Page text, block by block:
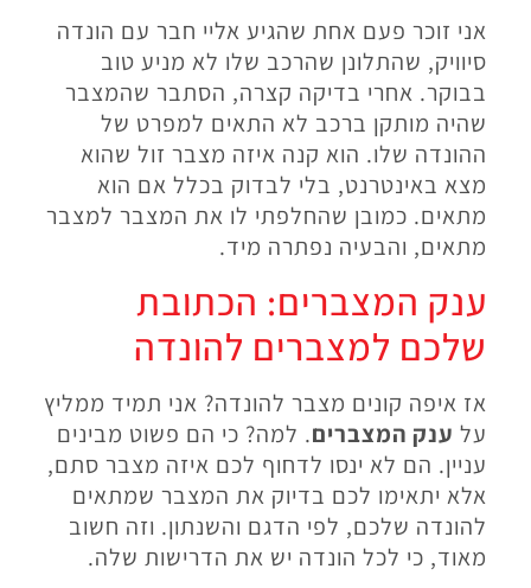
אני זוכר פעם אחת שהגיע אליי חבר עם הונדה
סיוויק, שהתלונן שהרכב שלו לא מניע טוב
בבוקר. אחרי בדיקה קצרה, הסתבר שהמצבר
שהיה מותקן ברכב לא התאים למפרט של
ההונדה שלו. הוא קנה איזה מצבר זול שהוא
מצא באינטרנט, בלי לבדוק בכלל אם הוא
מתאים. כמובן שהחלפתי לו את המצבר למצבר
מתאים, והבעיה נפתרה מיד.
ענק המצברים: הכתובת
שלכם למצברים להונדה
אז איפה קונים מצבר להונדה? אני תמיד ממליץ
על ענק המצברים. למה? כי הם פשוט מבינים
עניין. הם לא ינסו לדחוף לכם איזה מצבר סתם,
אלא יתאימו לכם בדיוק את המצבר שמתאים
להונדה שלכם, לפי הדגם והשנתון. וזה חשוב
מאוד, כי לכל הונדה יש את הדרישות שלה.